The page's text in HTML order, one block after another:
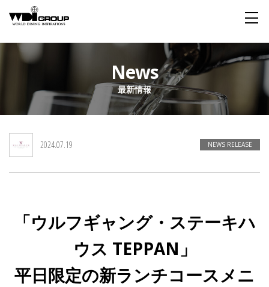
About WDI
WDI STANDARD
私たちが大切にするもの 舞台は世界
Social Responsibility Sustainability
Restaurant
Wedding
News
最新情報
2024.07.19 NEWS RELEASE
「ウルフギャング・ステーキハ
ウス TEPPAN」
平日限定の新ランチコースメニ